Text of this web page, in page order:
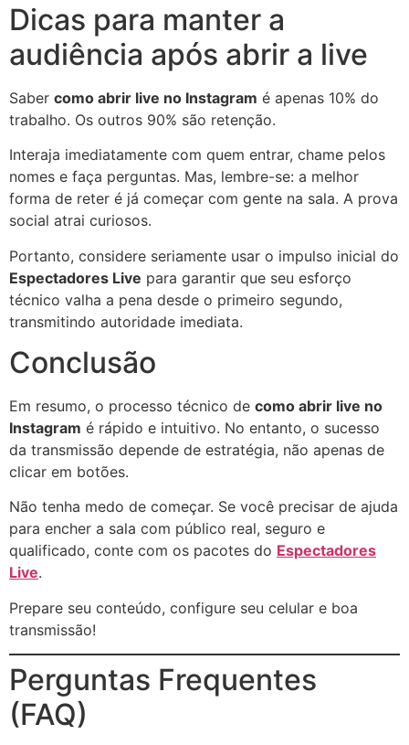
Dicas para manter a
audiência após abrir a live
Saber como abrir live no Instagram é apenas 10% do
trabalho. Os outros 90% são retenção.
Interaja imediatamente com quem entrar, chame pelos
nomes e faça perguntas. Mas, lembre-se: a melhor
forma de reter é já começar com gente na sala. A prova
social atrai curiosos.
Portanto, considere seriamente usar o impulso inicial do
Espectadores Live para garantir que seu esforço
técnico valha a pena desde o primeiro segundo,
transmitindo autoridade imediata.
Conclusão
Em resumo, o processo técnico de como abrir live no
Instagram é rápido e intuitivo. No entanto, o sucesso
da transmissão depende de estratégia, não apenas de
clicar em botões.
Não tenha medo de começar. Se você precisar de ajuda
para encher a sala com público real, seguro e
qualificado, conte com os pacotes do Espectadores
Live.
Prepare seu conteúdo, configure seu celular e boa
transmissão!
Perguntas Frequentes
(FAQ)